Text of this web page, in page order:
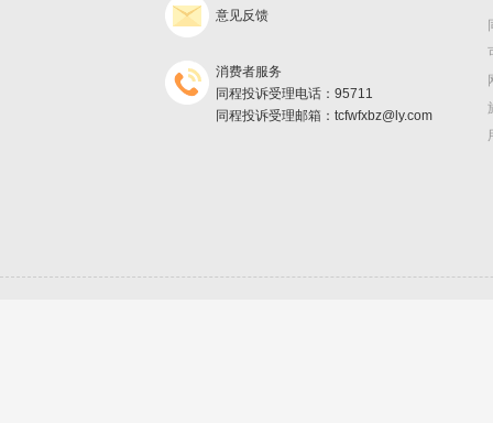
意见反馈
消费者服务
同程投诉受理电话：95711
同程投诉受理邮箱：tcfwfxbz@ly.com